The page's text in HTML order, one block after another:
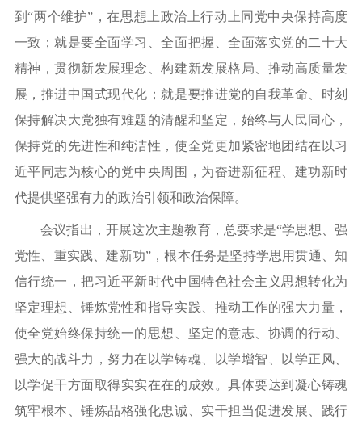
到“两个维护”，在思想上政治上行动上同党中央保持高度
一致；就是要全面学习、全面把握、全面落实党的二十大
精神，贯彻新发展理念、构建新发展格局、推动高质量发
展，推进中国式现代化；就是要推进党的自我革命、时刻
保持解决大党独有难题的清醒和坚定，始终与人民同心，
保持党的先进性和纯洁性，使全党更加紧密地团结在以习
近平同志为核心的党中央周围，为奋进新征程、建功新时
代提供坚强有力的政治引领和政治保障。
会议指出，开展这次主题教育，总要求是“学思想、强
党性、重实践、建新功”，根本任务是坚持学思用贯通、知
信行统一，把习近平新时代中国特色社会主义思想转化为
坚定理想、锤炼党性和指导实践、推动工作的强大力量，
使全党始终保持统一的思想、坚定的意志、协调的行动、
强大的战斗力，努力在以学铸魂、以学增智、以学正风、
以学促干方面取得实实在在的成效。具体要达到凝心铸魂
筑牢根本、锤炼品格强化忠诚、实干担当促进发展、践行